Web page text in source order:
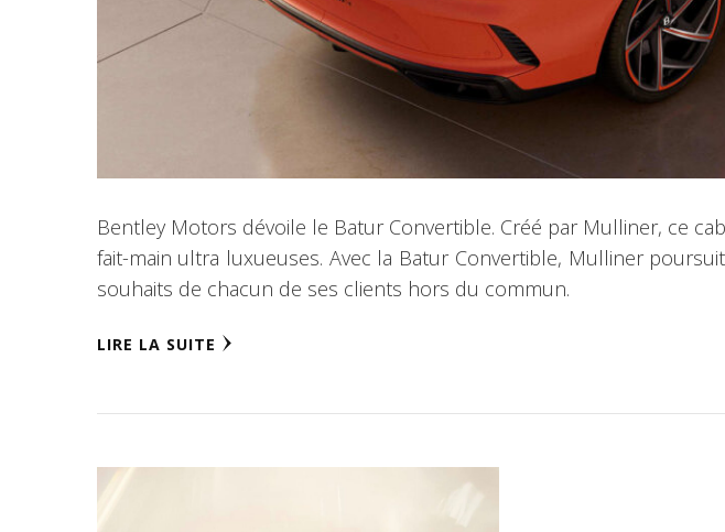
Bentley Motors dévoile le Batur Convertible. Créé par Mulliner, ce
fait-main ultra luxueuses. Avec la Batur Convertible, Mulliner
souhaits de chacun de ses clients hors du commun.
LIRE LA SUITE